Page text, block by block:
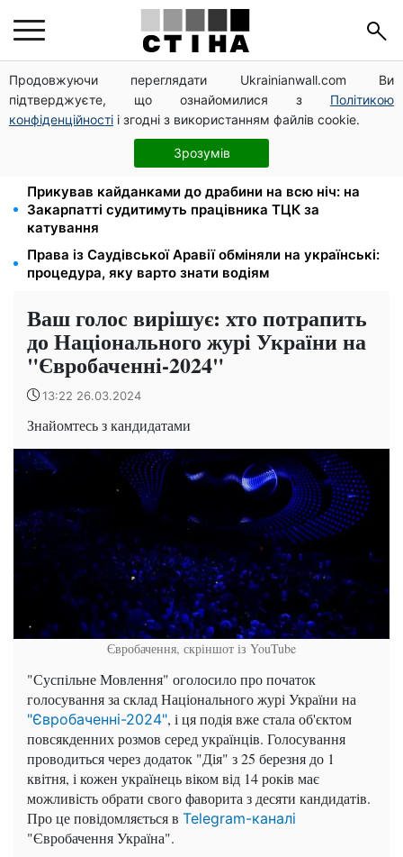
Продовжуючи переглядати Ukrainianwall.com Ви
підтверджуєте, що ознайомилися з Політикою
конфіденційності і згодні з використанням файлів cookie.
Зрозумів
На стадіоні «Спартак» у Києві відбувся
товариський матч між командами посольств США
та Франції
Мобілізація після інсульту поза законом: Лубінець
вимагає перевірки ВЛК на Полтавщині
Прикував кайданками до драбини на всю ніч: на
Закарпатті судитимуть працівника ТЦК за
катування
Права із Саудівської Аравії обміняли на українські:
процедура, яку варто знати водіям
Ваш голос вирішує: хто потрапить
до Національного журі України на
"Євробаченні-2024"
13:22 26.03.2024
Знайомтесь з кандидатами
Євробачення, скріншот із YouTube
"Суспільне Мовлення" оголосило про початок
голосування за склад Національного журі України на
"Євробаченні-2024", і ця подія вже стала об'єктом
повсякденних розмов серед українців. Голосування
проводиться через додаток "Дія" з 25 березня до 1
квітня, і кожен українець віком від 14 років має
можливість обрати свого фаворита з десяти кандидатів.
Про це повідомляється в Telegram-каналі
"Євробачення Україна".